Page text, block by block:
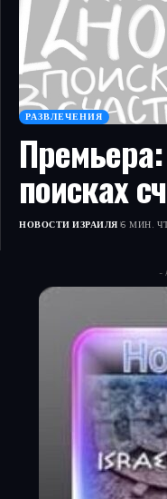
РАЗВЛЕЧЕНИЯ
поисках
НОВОСТИ ИЗРАИЛЯ 6 МИН.
-